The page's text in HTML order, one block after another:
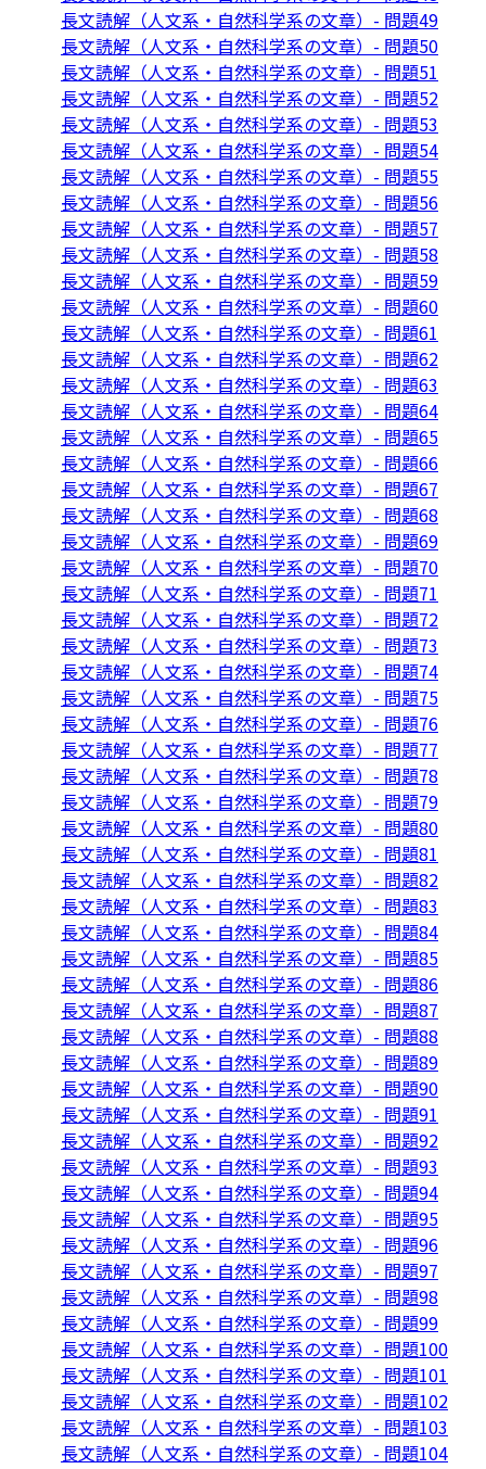
長文読解（人文系・自然科学系の文章）- 問題49
長文読解（人文系・自然科学系の文章）- 問題50
長文読解（人文系・自然科学系の文章）- 問題51
長文読解（人文系・自然科学系の文章）- 問題52
長文読解（人文系・自然科学系の文章）- 問題53
長文読解（人文系・自然科学系の文章）- 問題54
長文読解（人文系・自然科学系の文章）- 問題55
長文読解（人文系・自然科学系の文章）- 問題56
長文読解（人文系・自然科学系の文章）- 問題57
長文読解（人文系・自然科学系の文章）- 問題58
長文読解（人文系・自然科学系の文章）- 問題59
長文読解（人文系・自然科学系の文章）- 問題60
長文読解（人文系・自然科学系の文章）- 問題61
長文読解（人文系・自然科学系の文章）- 問題62
長文読解（人文系・自然科学系の文章）- 問題63
長文読解（人文系・自然科学系の文章）- 問題64
長文読解（人文系・自然科学系の文章）- 問題65
長文読解（人文系・自然科学系の文章）- 問題66
長文読解（人文系・自然科学系の文章）- 問題67
長文読解（人文系・自然科学系の文章）- 問題68
長文読解（人文系・自然科学系の文章）- 問題69
長文読解（人文系・自然科学系の文章）- 問題70
長文読解（人文系・自然科学系の文章）- 問題71
長文読解（人文系・自然科学系の文章）- 問題72
長文読解（人文系・自然科学系の文章）- 問題73
長文読解（人文系・自然科学系の文章）- 問題74
長文読解（人文系・自然科学系の文章）- 問題75
長文読解（人文系・自然科学系の文章）- 問題76
長文読解（人文系・自然科学系の文章）- 問題77
長文読解（人文系・自然科学系の文章）- 問題78
長文読解（人文系・自然科学系の文章）- 問題79
長文読解（人文系・自然科学系の文章）- 問題80
長文読解（人文系・自然科学系の文章）- 問題81
長文読解（人文系・自然科学系の文章）- 問題82
長文読解（人文系・自然科学系の文章）- 問題83
長文読解（人文系・自然科学系の文章）- 問題84
長文読解（人文系・自然科学系の文章）- 問題85
長文読解（人文系・自然科学系の文章）- 問題86
長文読解（人文系・自然科学系の文章）- 問題87
長文読解（人文系・自然科学系の文章）- 問題88
長文読解（人文系・自然科学系の文章）- 問題89
長文読解（人文系・自然科学系の文章）- 問題90
長文読解（人文系・自然科学系の文章）- 問題91
長文読解（人文系・自然科学系の文章）- 問題92
長文読解（人文系・自然科学系の文章）- 問題93
長文読解（人文系・自然科学系の文章）- 問題94
長文読解（人文系・自然科学系の文章）- 問題95
長文読解（人文系・自然科学系の文章）- 問題96
長文読解（人文系・自然科学系の文章）- 問題97
長文読解（人文系・自然科学系の文章）- 問題98
長文読解（人文系・自然科学系の文章）- 問題99
長文読解（人文系・自然科学系の文章）- 問題100
長文読解（人文系・自然科学系の文章）- 問題101
長文読解（人文系・自然科学系の文章）- 問題102
長文読解（人文系・自然科学系の文章）- 問題103
長文読解（人文系・自然科学系の文章）- 問題104